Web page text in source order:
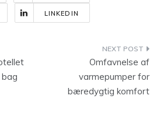
LINKEDIN
Omfavnelse af
varmepumper for
bæredygtig komfort